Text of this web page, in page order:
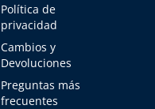
Política de
privacidad
Cambios y
Devoluciones
Preguntas más
frecuentes